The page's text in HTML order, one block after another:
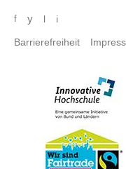
Social media
f y l i
Footer menu
Barrierefreiheit